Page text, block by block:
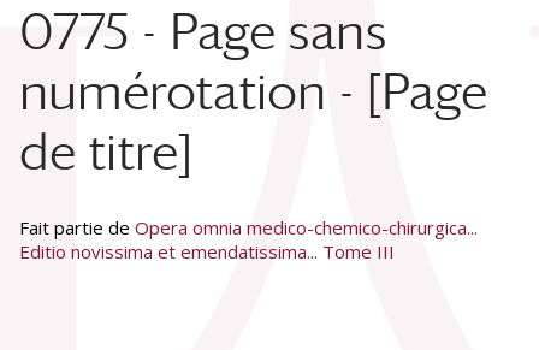
0775 - Page sans
numérotation - [Page
de titre]
Fait partie de Opera omnia medico-chemico-chirurgica...
Editio novissima et emendatissima... Tome III